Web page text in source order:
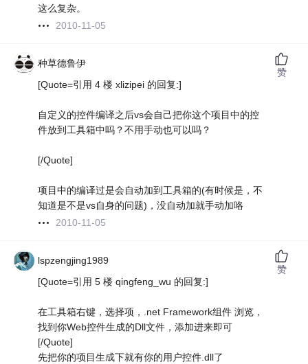
这么复杂。
2010-11-05
种草德鲁伊
[Quote=引用 4 楼 xlizipei 的回复:]
自定义的控件编译之后vs会自己把你这个项目中的控
件放到工具箱中吗？不用手动也可以吗？
[/Quote]
项目中的编译过是会自动加到工具箱的(有时候是，不
知道是不是vs自身的问题)，没自动加就手动加咯
2010-11-05
赞
lspzengjing1989
[Quote=引用 5 楼 qingfeng_wu 的回复:]
在工具箱右键，选择项，.net Framework组件 浏览，
找到你Web控件生成的Dll文件，添加进来即可
[/Quote]
先把你的项目生成下就有你的用户控件.dll了
赞